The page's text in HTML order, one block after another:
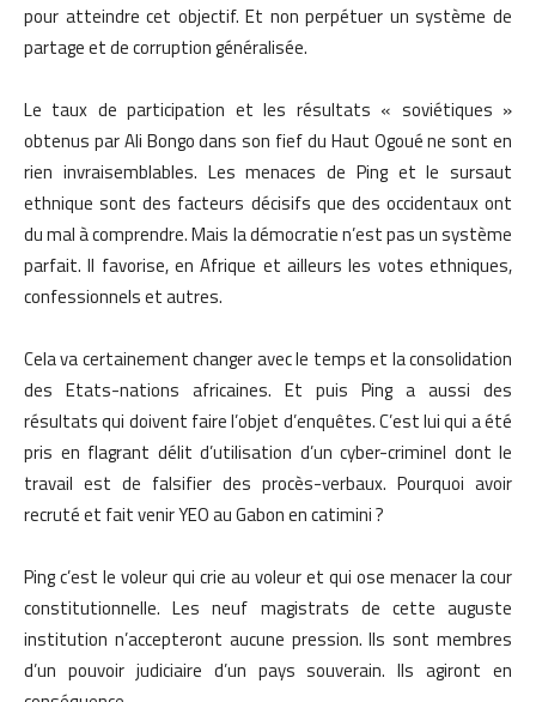
pour atteindre cet objectif. Et non perpétuer un système de
partage et de corruption généralisée.
Le taux de participation et les résultats « soviétiques »
obtenus par Ali Bongo dans son fief du Haut Ogoué ne sont en
rien invraisemblables. Les menaces de Ping et le sursaut
ethnique sont des facteurs décisifs que des occidentaux ont
du mal à comprendre. Mais la démocratie n’est pas un système
parfait. Il favorise, en Afrique et ailleurs les votes ethniques,
confessionnels et autres.
Cela va certainement changer avec le temps et la consolidation
des Etats-nations africaines. Et puis Ping a aussi des
résultats qui doivent faire l’objet d’enquêtes. C’est lui qui a été
pris en flagrant délit d’utilisation d’un cyber-criminel dont le
travail est de falsifier des procès-verbaux. Pourquoi avoir
recruté et fait venir YEO au Gabon en catimini ?
Ping c’est le voleur qui crie au voleur et qui ose menacer la cour
constitutionnelle. Les neuf magistrats de cette auguste
institution n’accepteront aucune pression. Ils sont membres
d’un pouvoir judiciaire d’un pays souverain. Ils agiront en